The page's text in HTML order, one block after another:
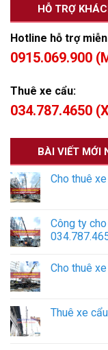
HỖ TRỢ
Hotline hỗ trợ
0915.069.900
Thuê xe cẩu:
034.787.4650
BÀI VIẾT MỚI
Cho thuê
Công ty
Cho thuê
Thuê xe